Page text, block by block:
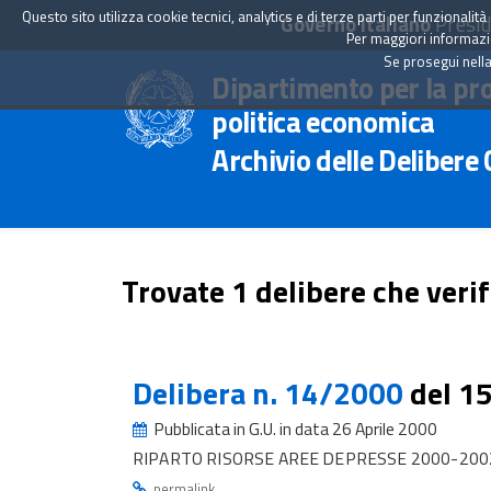
Governo Italiano
Dipartimento per la
politica economica
Archivio delle Delibere
Trovate 1 delibere che
Delibera n. 14/2000del
Pubblicata in G.U. in data 26 Aprile 2000
RIPARTO RISORSE AREE DEPRESSE 2000-
Questo sito utilizza cookie tecnici, analytics e di terze parti per
Per maggiori
Se prosegui